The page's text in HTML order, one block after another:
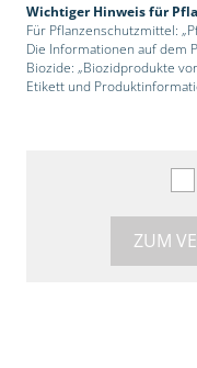
Wichtiger Hinweis für
Für Pflanzenschutzmittel:
Die Informationen auf dem
Biozide: „Biozidprodukte
Etikett und
ZUM